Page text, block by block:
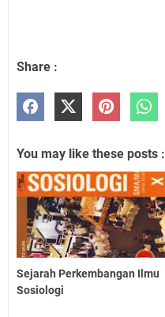
Share :
You may like these posts :
Sejarah Perkembangan Ilmu
Sosiologi